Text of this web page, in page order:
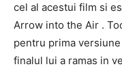
cel al acestui film si
Arrow into the Air .
pentru prima
finalul lui a ramas in